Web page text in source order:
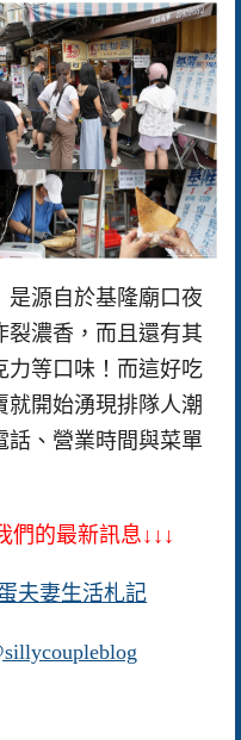
是源自於基隆廟口夜
裂濃香，而且還有其
力等口味！而這好吃
就開始湧現排隊人潮
話、營業時間與菜單
們的最新訊息↓↓↓
夫妻生活札記